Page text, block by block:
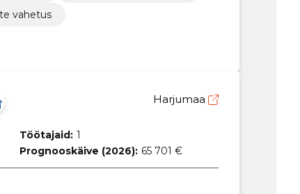
vahetus
Harjumaa
Töötajaid: 1
Prognooskäive (2026): 65 701 €